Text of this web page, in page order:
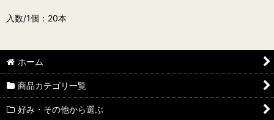
入数/1個：20本
ホーム
商品カテゴリ一覧
好み・その他から選ぶ